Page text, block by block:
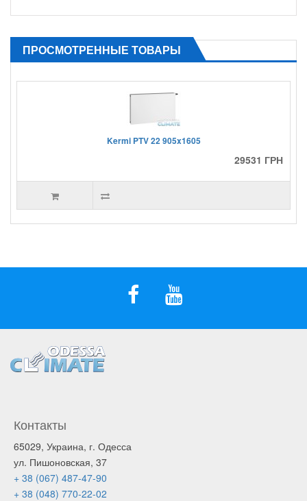
ПРОСМОТРЕННЫЕ ТОВАРЫ
Kermi PTV 22 905x1605
29531 ГРН
Контакты
65029, Украина, г. Одесса
ул. Пишоновская, 37
+ 38 (067) 487-47-90
+ 38 (048) 770-22-02